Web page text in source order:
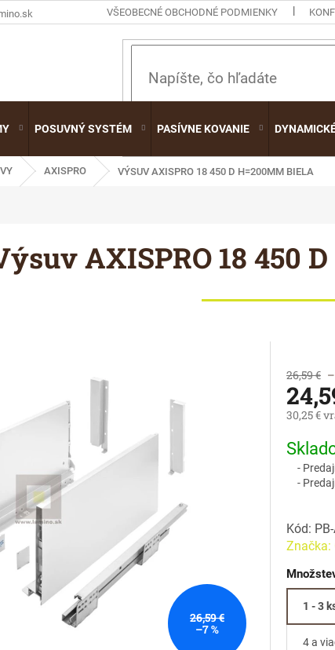
VŠEOBECNÉ OBCHODNÉ PODMIENKY
HĽADAŤ
POSUVNÝ SYSTÉM PASÍVNE KOVANIE
AXISPRO VÝSUV AXISPRO 18 450 D H=200MM BIELA
AXISPRO 18 450
26,59 €
–7 %
26,59 €
30,25 €
cena:
Kód:
Značka:
1 - 3
4 a